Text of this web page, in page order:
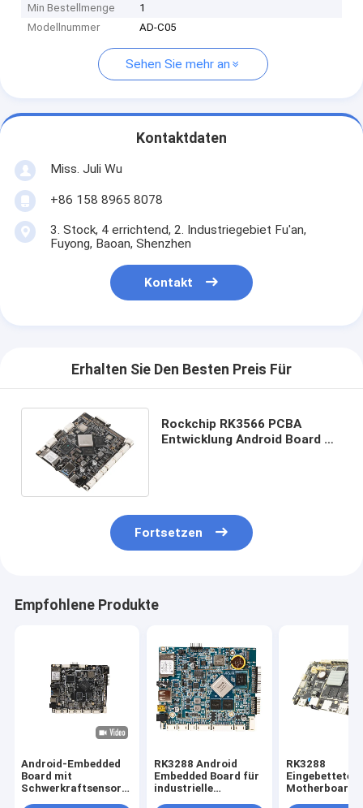
Min Bestellmenge
1
Modellnummer
AD-C05
Sehen Sie mehr an
Kontaktdaten
Miss. Juli Wu
+86 158 8965 8078
3. Stock, 4 errichtend, 2. Industriegebiet Fu'an,
Fuyong, Baoan, Shenzhen
Kontakt
Erhalten Sie Den Besten Preis Für
Rockchip RK3566 PCBA
Entwicklung Android Board HD
Fortsetzen
Empfohlene Produkte
Android-Embedded
Board mit
Schwerkraftsensor
RK3288 Android
Embedded Board für
industrielle
RK3288
Eingebettetes
Motherboard